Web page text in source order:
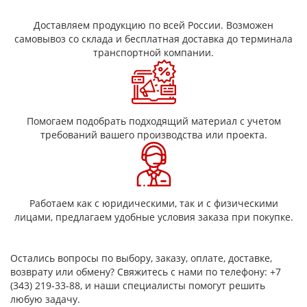
Термоусадочные трубки с клеевым слоем.
Специальный клей плавится при нагревании,
обеспечивая герметичное соединение и защиту от
влаги клемм, не обладает подавлением горения.
Трубки с усиленной стенкой. Они имеют усиленную
структуру, что делает их подходящими для
агрессивной среды.
Каждый тип термоусадочных трубок предназначен для
разных условий эксплуатации и зависит от конкретных целей
Преимущества термоусадочных трубок
термоусадочных трубок усаживаться под
воздействием тепла, их легко устанавливать на
промышленных приборов.
Широкий диапазон применения: они подходят для
использования как в бытовых условиях, так и при
профессиональном монтаже электрооборудования.
Доставляем продукцию по всей России. Возможен
самовывоз со склада и бесплатная доставка до терминала
транспортной компании.
Помогаем подобрать подходящий материал с учетом
требований вашего производства или проекта.
Работаем как с юридическими, так и с физическими
лицами, предлагаем удобные условия заказа при покупке.
Остались вопросы по выбору, заказу, оплате, доставке,
возврату или обмену? Свяжитесь с нами по телефону: +7
(343) 219-33-88, и наши специалисты помогут решить
любую задачу.